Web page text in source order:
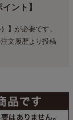
ント】
】 が必要です。
注文履歴より投稿